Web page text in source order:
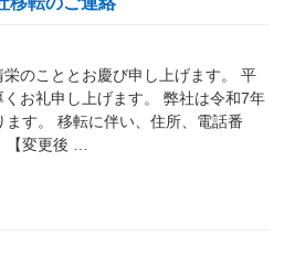
のこととお慶び申し上げます。 平
お礼申し上げます。 弊社は令和7年
す。 移転に伴い、住所、電話番
【変更後 …